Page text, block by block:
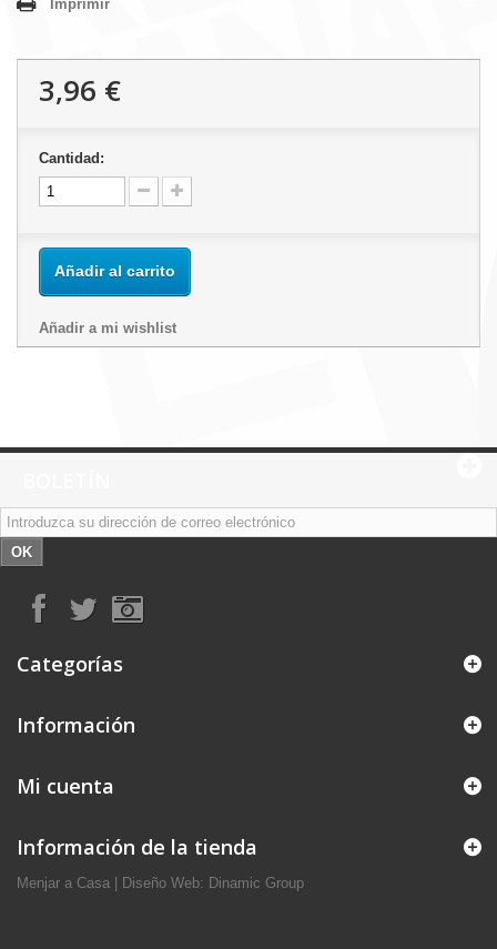
Imprimir
3,96 €
Cantidad:
Añadir al carrito
Añadir a mi wishlist
OK
Categorías
Información
Mi cuenta
Información de la tienda
Menjar a Casa Diseño Web: Dinamic Group